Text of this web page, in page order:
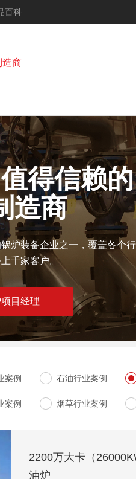
百科
造商
得信赖的
造商
炉装备企业之一，覆盖各个行
千家客户。
目经理
案例 石油行业案例
案例 烟草行业案例
2200万大卡（
油炉